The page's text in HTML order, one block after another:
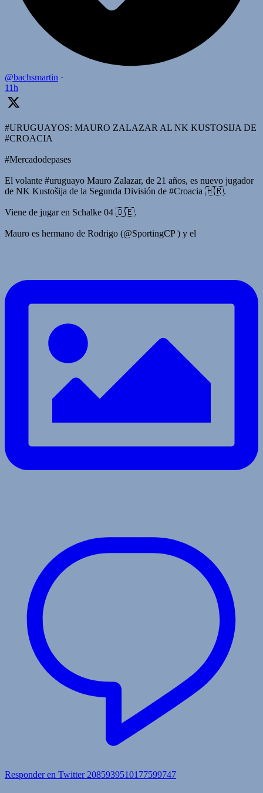
@bachsmartin ·
11h
#URUGUAYOS: MAURO ZALAZAR AL NK KUSTOSIJA DE
#CROACIA
#Mercadodepases
El volante #uruguayo Mauro Zalazar, de 21 años, es nuevo jugador
de NK Kustošija de la Segunda División de #Croacia 🇭🇷.
Viene de jugar en Schalke 04 🇩🇪.
Mauro es hermano de Rodrigo (@SportingCP ) y el
Responder en Twitter 2085939510177599747